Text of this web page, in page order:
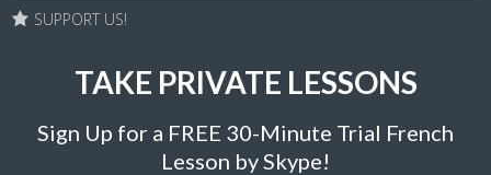
SUPPORT US!
TAKE PRIVATE LESSONS
Sign Up for a FREE 30-Minute Trial French
Lesson by Skype!